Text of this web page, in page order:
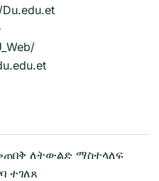
ለትውልድ ማስተላለፍ
ተገለጸ